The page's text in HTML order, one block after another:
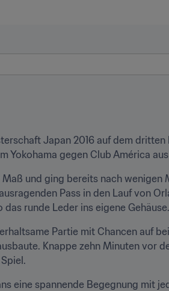
Japan 2016 auf dem
Yokohama gegen Club América
und ging bereits nach wenigen
Pass in den Lauf von
runde Leder ins eigene Gehäuse.
Partie mit Chancen auf
Knappe zehn Minuten vor
eine spannende Begegnung mit